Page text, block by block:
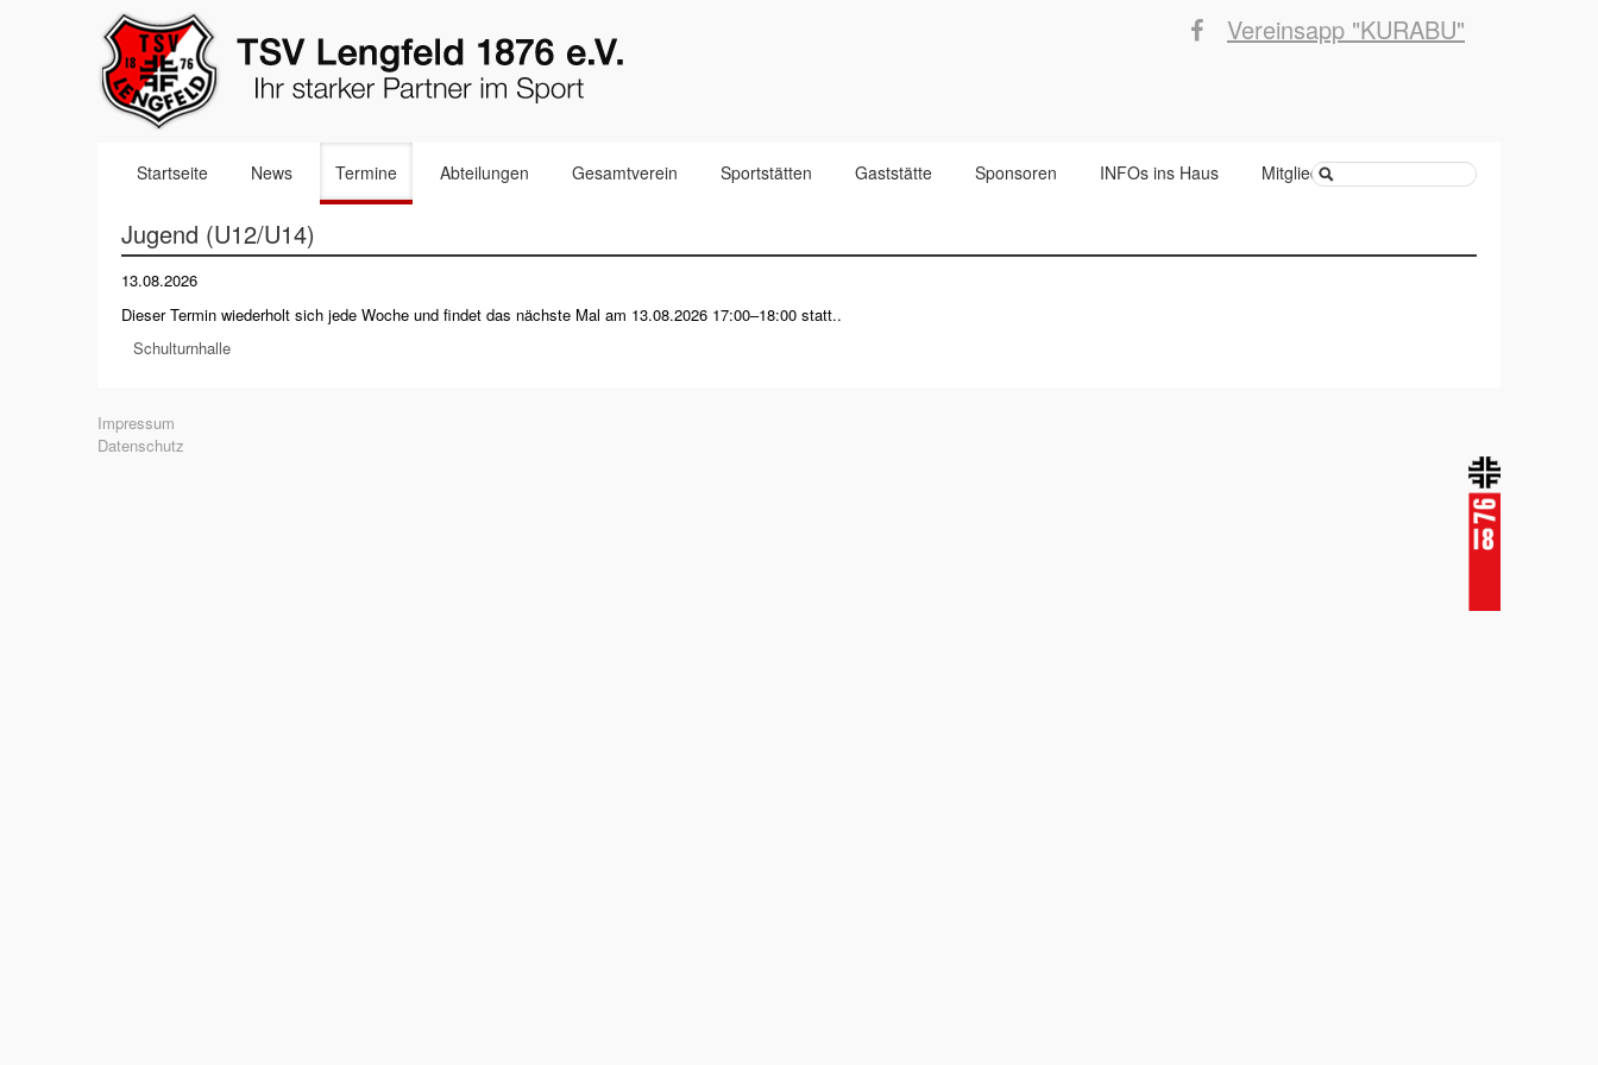
Vereinsapp "KURABU"
überspringen
Startseite News Termine Abteilungen Gesamtverein Sportstätten Gaststätte Sponsoren INFOs ins Haus Mitglied werden
Suchbegriffe
Jugend (U12/U14)
13.08.2026
Dieser Termin wiederholt sich jede Woche und findet das nächste Mal am 13.08.2026 17:00–18:00 statt..
Schulturnhalle
Navigation
überspringen
Impressum
Datenschutz